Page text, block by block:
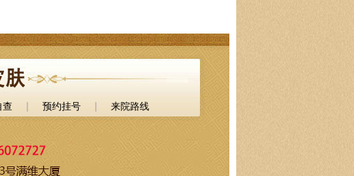
查 | 预约挂号 | 来院路线